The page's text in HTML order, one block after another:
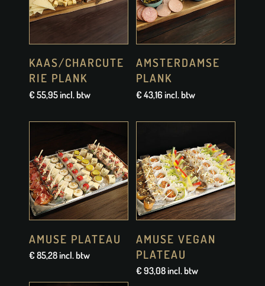
KAAS/CHARCUTE
RIE PLANK
€ 55,95incl. btw
AMSTERDAMSE
PLANK
€ 43,16 incl. btw
AMUSE PLATEAU
€ 85,28incl. btw
AMUSE VEGAN
PLATEAU
€ 93,08incl. btw